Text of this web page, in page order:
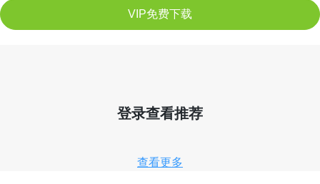
VIP免费下载
登录查看推荐
查看更多